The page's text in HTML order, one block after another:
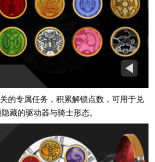
的专属任务，积累解锁点数，可用于兑
藏的驱动器与骑士形态。